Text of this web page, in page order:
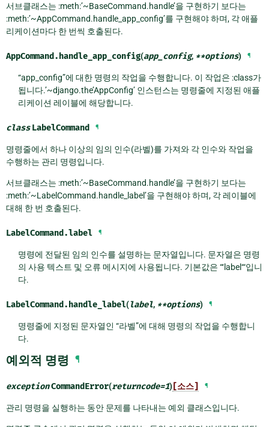
서브클래스는 :meth:’~BaseCommand.handle’을 구현하기 보다는
:meth:’~AppCommand.handle_app_config’를 구현해야 하며, 각 애플
리케이션마다 한 번씩 호출된다.
AppCommand.handle_app_config(app_config, **options) ¶
“app_config”에 대한 명령의 작업을 수행합니다. 이 작업은 :class가
됩니다.’~django.the’AppConfig’ 인스턴스는 명령줄에 지정된 애플
리케이션 레이블에 해당합니다.
class LabelCommand ¶
명령줄에서 하나 이상의 임의 인수(라벨)를 가져와 각 인수와 작업을
수행하는 관리 명령입니다.
서브클래스는 :meth:’~BaseCommand.handle’을 구현하기 보다는
:meth:’~LabelCommand.handle_label’을 구현해야 하며, 각 레이블에
대해 한 번 호출된다.
LabelCommand.label ¶
명령에 전달된 임의 인수를 설명하는 문자열입니다. 문자열은 명령
의 사용 텍스트 및 오류 메시지에 사용됩니다. 기본값은 “‘label‘“입니
다.
LabelCommand.handle_label(label, **options) ¶
명령줄에 지정된 문자열인 “라벨”에 대해 명령의 작업을 수행합니
다.
예외적 명령 ¶
exceptionCommandError(returncode=1) [소스] ¶
관리 명령을 실행하는 동안 문제를 나타내는 예외 클래스입니다.